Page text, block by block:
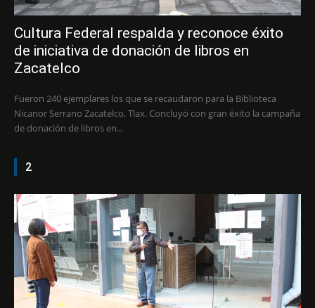
Cultura Federal respalda y reconoce éxito
de iniciativa de donación de libros en
Zacatelco
Fueron 240 ejemplares los que se recaudaron para la Biblioteca
Nicanor Serrano Zacatelco, Tlax. Concluyó con gran éxito la campaña
de donación de libros en...
2